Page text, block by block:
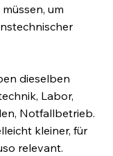
um
dieselben
Labor,
Notfallbetrieb.
kleiner, für
relevant.